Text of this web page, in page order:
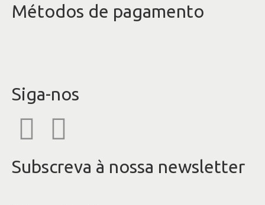
Métodos de pagamento
Siga-nos
Subscreva à nossa newsletter